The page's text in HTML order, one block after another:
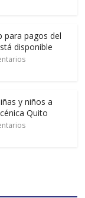
para pagos del
disponible
y niños a
Quito